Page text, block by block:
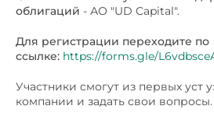
облигаций - АО "UD Capital".
Для регистрации переходите по
ссылке: https://forms.gle/
Участники смогут из первых уст
компании и задать свои вопросы.